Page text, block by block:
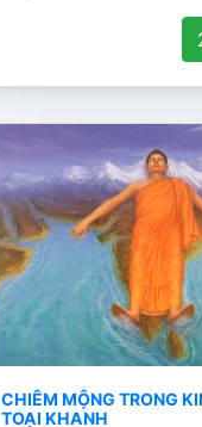
CHIÊM MỘNG TRONG
TOẠI KHANH